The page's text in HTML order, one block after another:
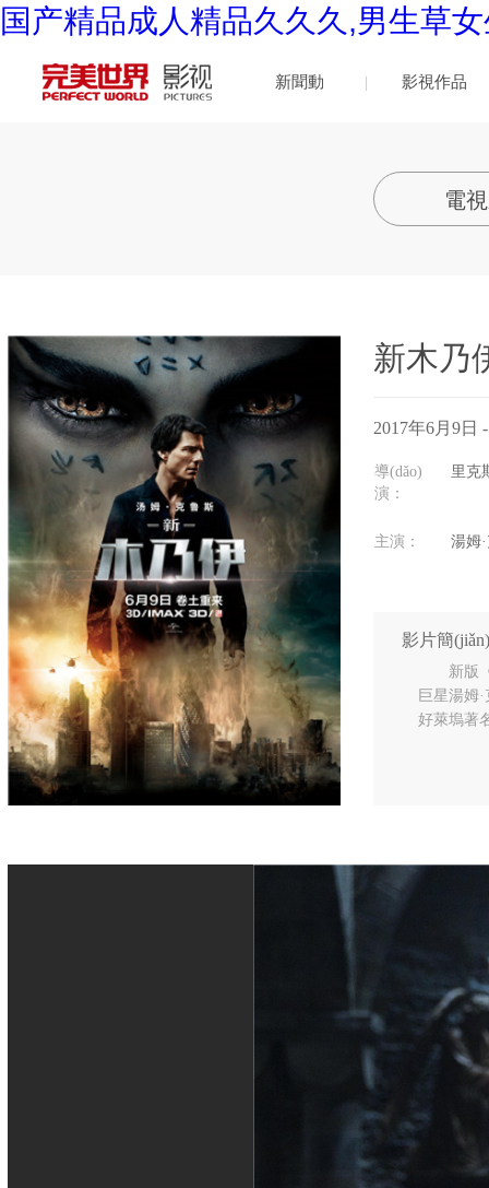
国产精品成人精品久久久,男生草
新聞動 影視作品
電
新木乃
2017年6月9日
導(dǎo)
演：
里克
主演： 湯姆·
影片簡
新版
巨星湯姆
好萊塢著